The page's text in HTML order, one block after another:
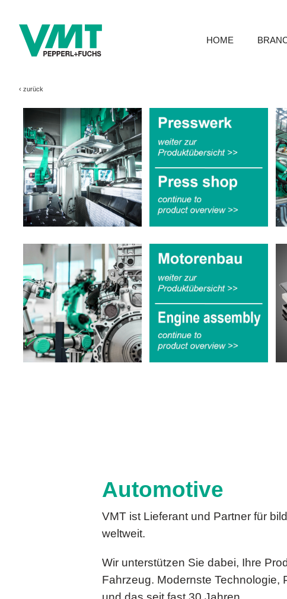
HOME
‹ zurück
Automotive
VMT ist Lieferant und Partner für
weltweit.
Wir unterstützen Sie dabei, Ihre
Fahrzeug. Modernste Technologie,